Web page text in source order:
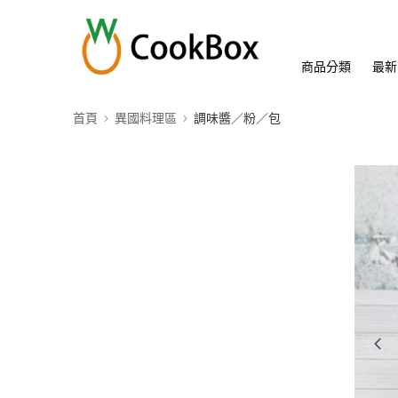
商品分類 最
首頁 異國料理區 調味醬／粉／包